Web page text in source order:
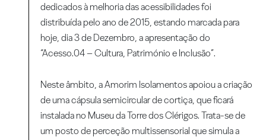
dedicados à melhoria das acessibilidades foi
distribuída pelo ano de 2015, estando marcada para
hoje, dia 3 de Dezembro, a apresentação do
“Acesso.04 – Cultura, Património e Inclusão”.
Neste âmbito, a Amorim Isolamentos apoiou a criação
de uma cápsula semicircular de cortiça, que ficará
instalada no Museu da Torre dos Clérigos. Trata-se de
um posto de perceção multissensorial que simula a